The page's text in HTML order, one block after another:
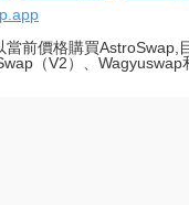
當前價格購買
（V2）、